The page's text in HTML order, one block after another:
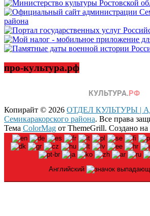
про-культура.рф
Копирайт © 2026 ОТДЕЛ КУЛЬТУРЫ |
Семикаракорского района. Все права
Тема ColorMag от ThemeGrill. Создано на
Английский